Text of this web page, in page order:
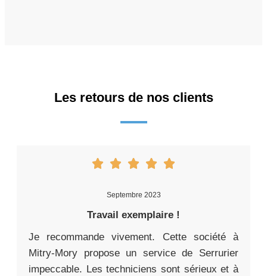
Les retours de nos clients
Septembre 2023
Travail exemplaire !
Je recommande vivement. Cette société à
Mitry-Mory propose un service de Serrurier
impeccable. Les techniciens sont sérieux et à